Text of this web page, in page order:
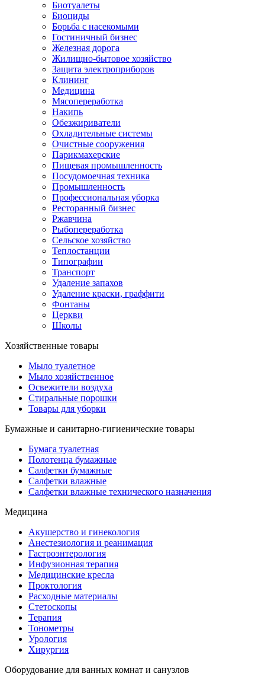
Биотуалеты
Биоциды
Борьба с насекомыми
Гостиничный бизнес
Железная дорога
Жилищно-бытовое хозяйство
Защита электроприборов
Клининг
Медицина
Мясопереработка
Накипь
Обезжириватели
Охладительные системы
Очистные сооружения
Парикмахерские
Пищевая промышленность
Посудомоечная техника
Промышленность
Профессиональная уборка
Ресторанный бизнес
Ржавчина
Рыбопереработка
Сельское хозяйство
Теплостанции
Типографии
Транспорт
Удаление запахов
Удаление краски, граффити
Фонтаны
Церкви
Школы
Хозяйственные товары
Мыло туалетное
Мыло хозяйственное
Освежители воздуха
Стиральные порошки
Товары для уборки
Бумажные и санитарно-гигиенические товары
Бумага туалетная
Полотенца бумажные
Салфетки бумажные
Салфетки влажные
Салфетки влажные технического назначения
Медицина
Акушерство и гинекология
Анестезиология и реанимация
Гастроэнтерология
Инфузионная терапия
Медицинские кресла
Проктология
Расходные материалы
Стетоскопы
Терапия
Тонометры
Урология
Хирургия
Оборудование для ванных комнат и санузлов